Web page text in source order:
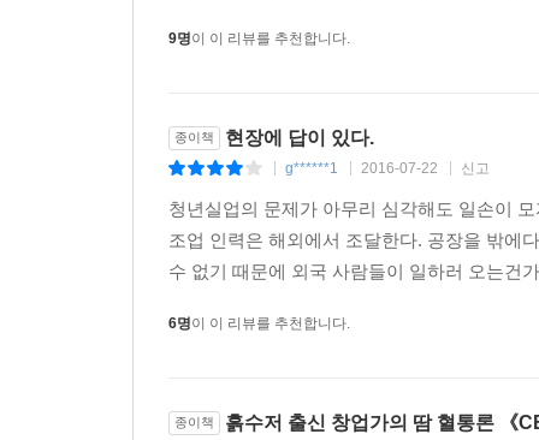
현대알루미늄VINA를 설립해 국제 경쟁력을 갖추
문제들과 맞닥뜨렸다.
그 당시 베트남에서는 사회주의 유습이 남아 있
어려움이 많았죠. 이걸 극복하려고 저와 임직원
게 아니라 본래 모두가 이렇게 일하는 거로구나
협업하는 대한민국 제일의 알루미늄 전문기업이
9명이 이 리뷰를 추천합니다.
종이책 현장에 답이 있다.
g******1 2016-07-22 신고
청년실업의 문제가 아무리 심각해도 일손이
조업 인력은 해외에서 조달한다. 공장을 밖에
수 없기 때문에 외국 사람들이 일하러 오는건
6명이 이 리뷰를 추천합니다.
종이책 흙수저 출신 창업가의 땀 혈통론 《